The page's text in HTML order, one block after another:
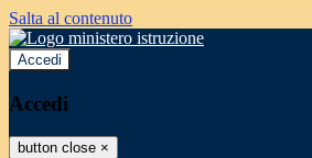
Salta al contenuto
Accedi
Accedi
button close ×